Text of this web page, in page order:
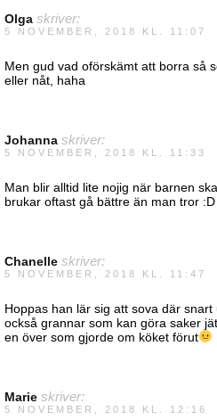
Olga skriver:
5 NOVEMBER, 2018 KL. 11:07
Men gud vad oförskämt att borra så
eller nåt, haha
Johanna skriver:
5 NOVEMBER, 2018 KL. 11:33
Man blir alltid lite nojig när barnen
brukar oftast gå bättre än man tror :D
Chanelle skriver:
5 NOVEMBER, 2018 KL. 11:47
Hoppas han lär sig att sova där
också grannar som kan göra saker
en över som gjorde om köket förut
Marie skriver:
5 NOVEMBER, 2018 KL. 12:16